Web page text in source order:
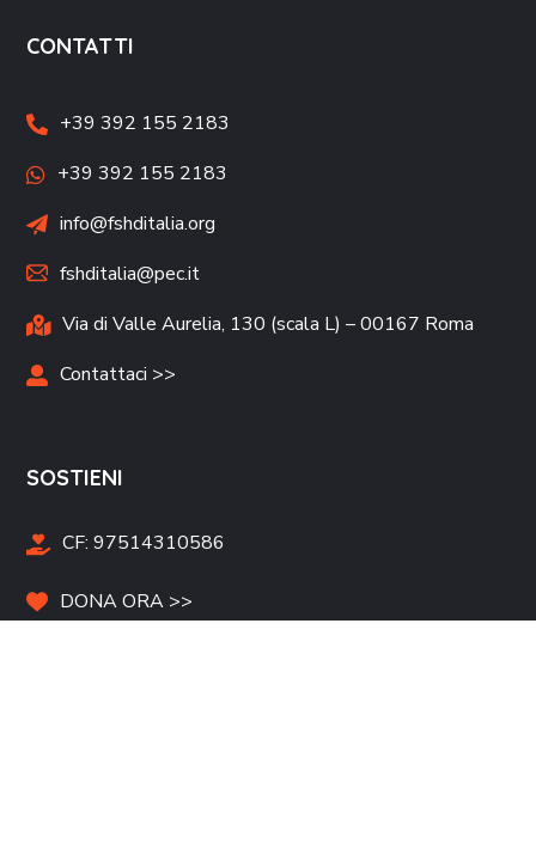
CONTATTI
+39 392 155 2183
+39 392 155 2183
info@fshditalia.org
fshditalia@pec.it
Via di Valle Aurelia, 130 (scala L) – 00167 Roma
Contattaci >>
SOSTIENI
CF:97514310586
DONA ORA >>